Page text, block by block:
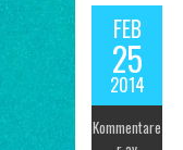
FEB
25
2014
Kommentare